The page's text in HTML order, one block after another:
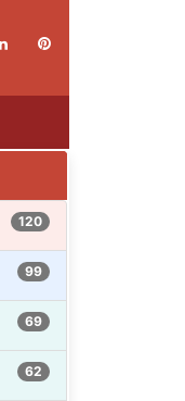
120
99
69
62